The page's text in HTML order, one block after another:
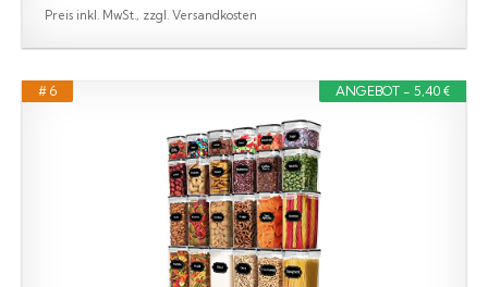
Preis inkl. MwSt., zzgl. Versandkosten
ANGEBOT - 5,40 €
# 6